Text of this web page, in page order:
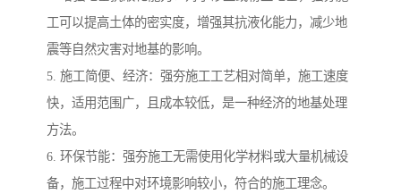
工可以提高土体的密实度，增强其抗液化能力，减少地
震等自然灾害对地基的影响。
5. 施工简便、经济：强夯施工工艺相对简单，施工速度
快，适用范围广，且成本较低，是一种经济的地基处理
方法。
6. 环保节能：强夯施工无需使用化学材料或大量机械设
备，施工过程中对环境影响较小，符合的施工理念。